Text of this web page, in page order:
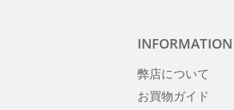
INFORMATION
弊店について
お買物ガイド